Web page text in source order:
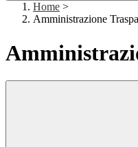
Home >
Amministrazione